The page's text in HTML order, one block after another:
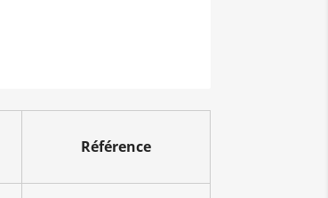
Référence